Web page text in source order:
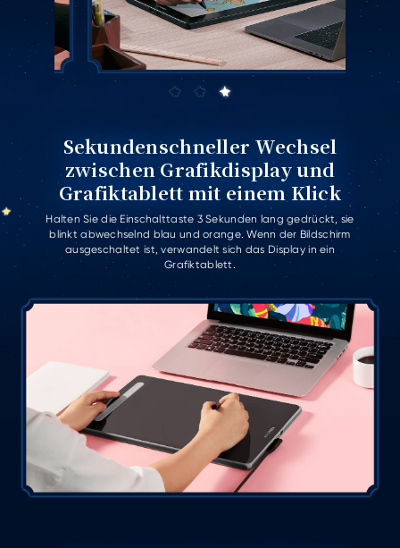
Sekundenschneller Wechsel
zwischen Grafikdisplay und
Grafiktablett mit einem Klick
Halten Sie die Einschalttaste 3 Sekunden lang gedrückt, sie
blinkt abwechselnd blau und orange. Wenn der Bildschirm
ausgeschaltet ist, verwandelt sich das Display in ein
Grafiktablett.